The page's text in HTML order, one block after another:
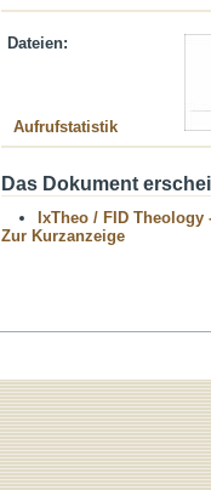
Dateien:
Aufrufstatistik
Das Dokument
IxTheo / FID Theology
Zur Kurzanzeige